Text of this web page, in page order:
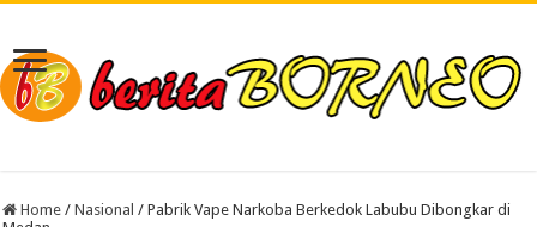
Home / Nasional / Pabrik Vape Narkoba Berkedok Labubu Dibongkar di